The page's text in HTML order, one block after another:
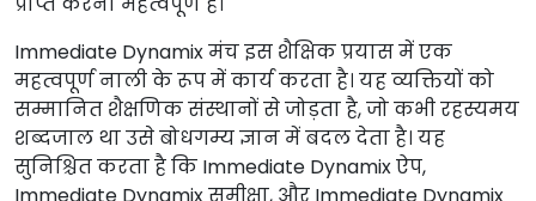
Immediate Dynamix मंच इस शैक्षिक प्रयास में एक
महत्वपूर्ण नाली के रूप में कार्य करता है। यह व्यक्तियों को
सम्मानित शैक्षणिक संस्थानों से जोड़ता है, जो कभी रहस्यमय
शब्दजाल था उसे बोधगम्य ज्ञान में बदल देता है। यह
सुनिश्चित करता है कि Immediate Dynamix ऐप,